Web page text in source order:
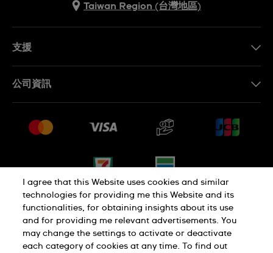
Taiwan Region (台灣地區)
支援
銷售條款
公司資訊
工作機會
隱私權政策 Cookie Notice
使用者條款
I agree that this Website uses cookies and similar
technologies for providing me this Website and its
functionalities, for obtaining insights about its use
and for providing me relevant advertisements. You
may change the settings to activate or deactivate
each category of cookies at any time. To find out